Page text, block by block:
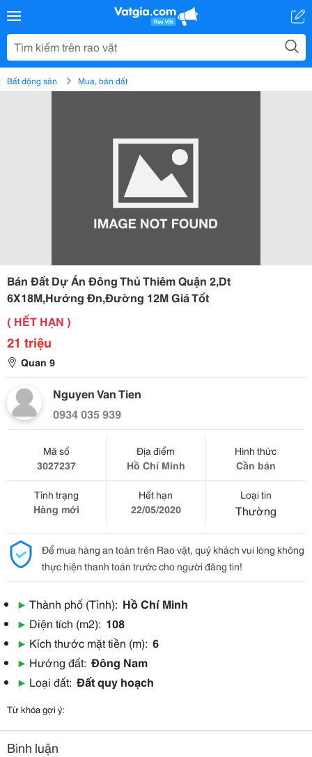
Bất động sản Mua, bán đất
Bán Đất Dự Án Đông Thủ Thiêm Quận 2,Dt
6X18M,Hướng Đn,Đường 12M Giá Tốt
( HẾT HẠN )
21 triệu
Quan 9
Nguyen Van Tien
0934 035 939
Mã số
3027237
Địa điểm
Hồ Chí Minh
Hình thức
Cần bán
Tình trạng
Hàng mới
Hết hạn
22/05/2020
Loại tin
Thường
Để mua hàng an toàn trên Rao vặt, quý khách vui lòng không
thực hiện thanh toán trước cho người đăng tin!
▶ Thành phố (Tỉnh): Hồ Chí Minh
▶ Diện tích (m2): 108
▶ Kích thước mặt tiền (m): 6
▶ Hướng đất: Đông Nam
▶ Loại đất: Đất quy hoạch
Từ khóa gợi ý:
Bình luận